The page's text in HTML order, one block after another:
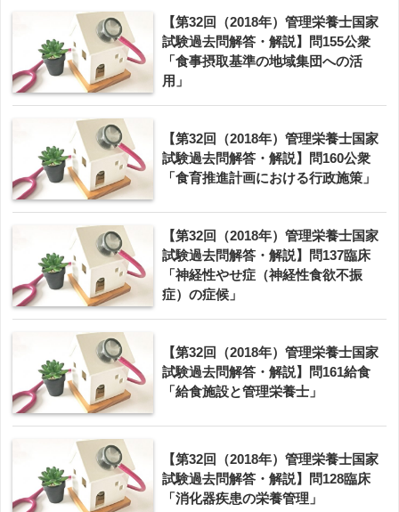
【第32回（2018年）管理栄養士国家
試験過去問解答・解説】問155公衆
「食事摂取基準の地域集団への活
用」
【第32回（2018年）管理栄養士国家
試験過去問解答・解説】問160公衆
「食育推進計画における行政施策」
【第32回（2018年）管理栄養士国家
試験過去問解答・解説】問137臨床
「神経性やせ症（神経性食欲不振
症）の症候」
【第32回（2018年）管理栄養士国家
試験過去問解答・解説】問161給食
「給食施設と管理栄養士」
【第32回（2018年）管理栄養士国家
試験過去問解答・解説】問128臨床
「消化器疾患の栄養管理」